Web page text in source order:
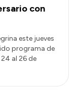
con
este jueves
programa de
al 26 de